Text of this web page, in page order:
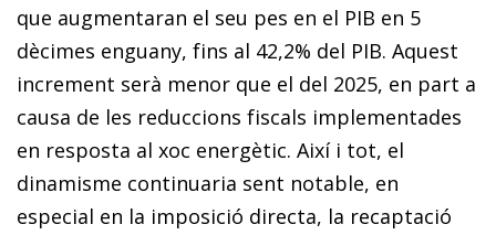
que augmentaran el seu pes en el PIB en 5
dècimes enguany, fins al 42,2% del PIB. Aquest
increment serà menor que el del 2025, en part a
causa de les reduccions fiscals implementades
en resposta al xoc energètic. Així i tot, el
dinamisme continuaria sent notable, en
especial en la imposició directa, la recaptació